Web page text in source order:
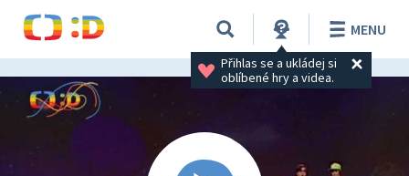
Přihlas se a ukládej si
oblíbené hry a videa.
MENU